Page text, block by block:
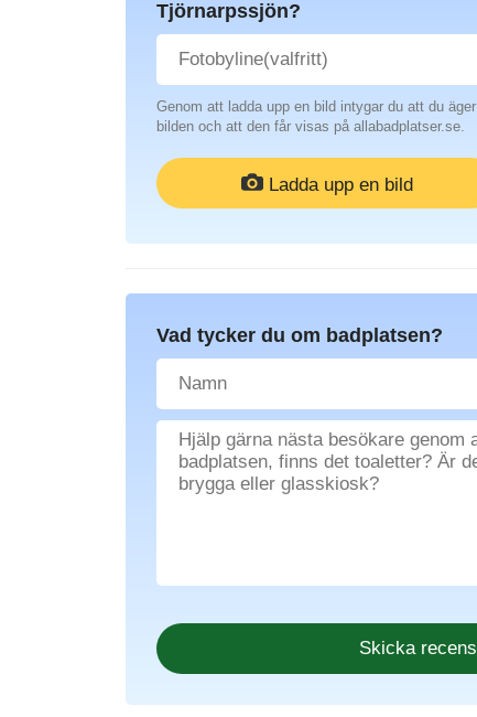
Tjörnarpssjön?
Genom att ladda upp en bild intygar du att du äger
bilden och att den får visas på allabadplatser.se.
Ladda upp en bild
Vad tycker du om badplatsen?